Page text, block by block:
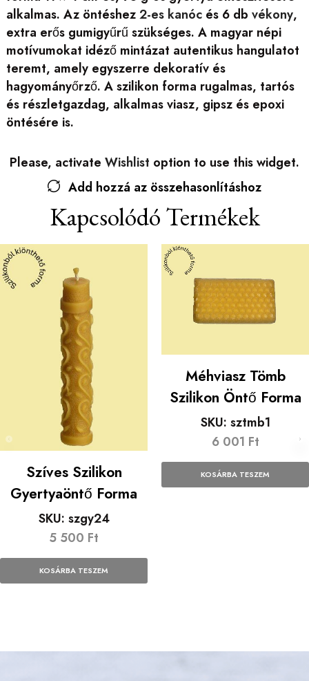
alkalmas. Az öntéshez2-es kanócés 6 db vékony,
extra erős gumigyűrű szükséges. A magyar népi
motívumokat idéző mintázat autentikus hangulatot
teremt, amely egyszerre dekoratív és
hagyományőrző. A szilikon forma rugalmas, tartós
és részletgazdag, alkalmas viasz, gipsz és epoxi
öntésére is.
Please, activate Wishlist option to use this widget.
Add hozzá az összehasonlításhoz
Kapcsolódó Termékek
Szíves Szilikon
Gyertyaöntő Forma
SKU: szgy24
5 500 Ft
KOSÁRBA TESZEM
Méhviasz Tömb
Szilikon Öntő Forma
SKU: sztmb1
6 001 Ft
KOSÁRBA TESZEM